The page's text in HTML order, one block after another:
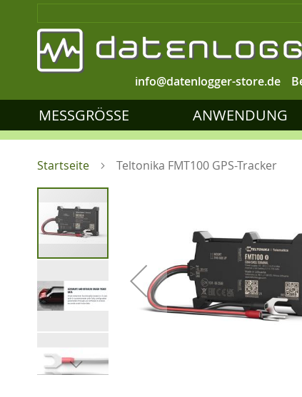
info@datenlogger-store.de
MESSGRÖSSE ANWENDUNG
Startseite Teltonika FMT100 GPS-Tracker
Zum
Ende
der
springen